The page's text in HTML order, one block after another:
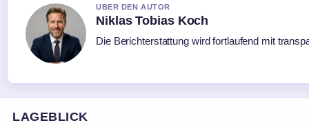
UBER DEN AUTOR
Niklas Tobias Koch
Die Berichterstattung wird fortlaufend mit
LAGEBLICK